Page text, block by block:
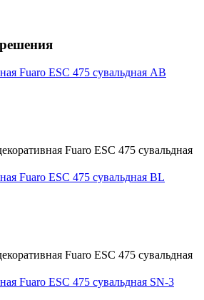
Fuaro ESC 475 сувальдная
Fuaro ESC 475 сувальдная